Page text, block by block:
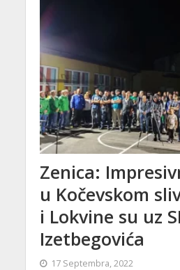
Zenica:
u Kočevskom
i Lokvine su uz
Izetbegovića
17 Septembra, 2022